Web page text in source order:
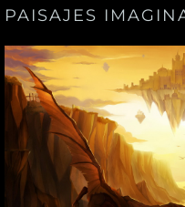
PAISAJES